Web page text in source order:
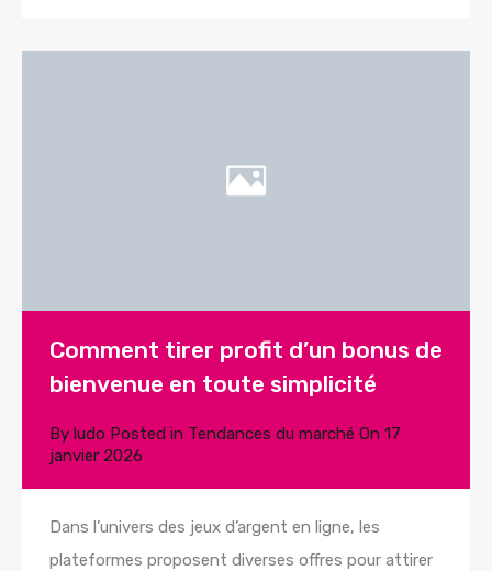
Comment tirer profit d’un bonus de
bienvenue en toute simplicité
By ludo Posted in Tendances du marché On 17
janvier 2026
Dans l’univers des jeux d’argent en ligne, les
plateformes proposent diverses offres pour attirer